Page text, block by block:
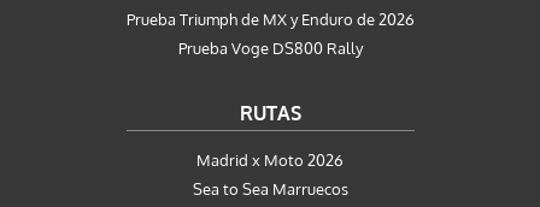
Prueba Triumph de MX y Enduro de 2026
Prueba Voge DS800 Rally
RUTAS
Madrid x Moto 2026
Sea to Sea Marruecos